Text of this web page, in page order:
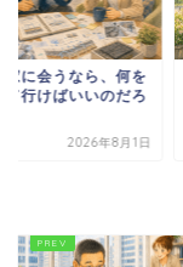
家に会うなら、何を
て行けばいいのだろ
2026年8月1日